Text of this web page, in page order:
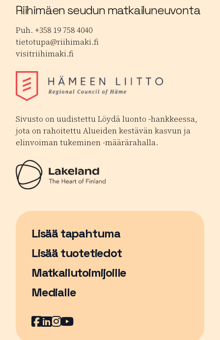
Riihimäen seudun matkailuneuvonta
Puh. +358 19 758 4040
tietotupa@riihimaki.fi
visitriihimaki.fi
Sivusto on uudistettu Löydä luonto -hankkeessa,
jota on rahoitettu Alueiden kestävän kasvun ja
elinvoiman tukeminen -määrärahalla.
Lisää tapahtuma
Sivu avautuu uudessa ikkunassa
Lisää tuotetiedot
Matkailutoimijoille
Medialle
Facebook
Sivu avautuu uudessa ikkunassa
LinkedIn
Sivu avautuu uudessa ikkunassa
Instagram
Sivu avautuu uudessa
YouTube
Sivu avautuu uudessa